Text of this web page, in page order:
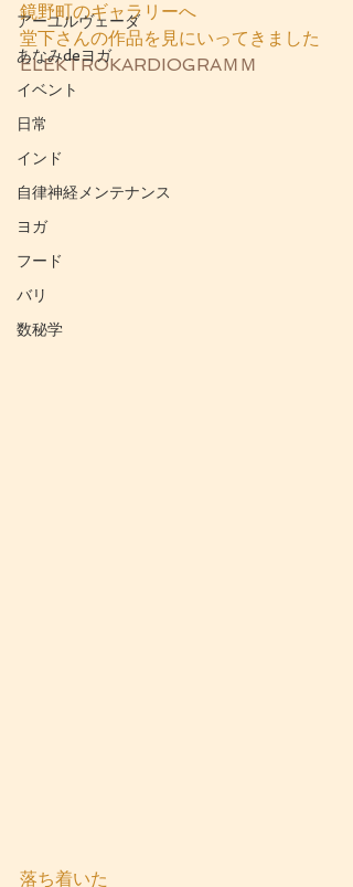
アーユルヴェーダ
あなみdeヨガ
イベント
日常
インド
自律神経メンテナンス
ヨガ
フード
バリ
数秘学
鏡野町のギャラリーへ
堂下さんの作品を見にいってきました
ELEKTROKARDIOGRAＭＭ
落ち着いた